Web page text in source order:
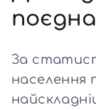
За
населення